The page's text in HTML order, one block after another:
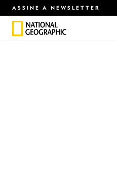
ASSINE A NEWSLETTER